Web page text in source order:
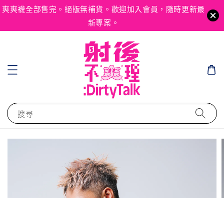
爽爽襪全部售完。絕版無補貨。歡迎加入會員，隨時更新最
新專案。
搜尋